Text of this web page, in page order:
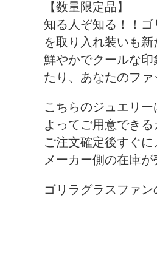
【数量限定品】
知る人ぞ知る！！
を取り入れ装いも
鮮やかでクールな
たり、あなたのファ
こちらのジュエリ
よってご用意できる
ご注文確定後すぐ
メーカー側の在庫
ゴリラグラスファ